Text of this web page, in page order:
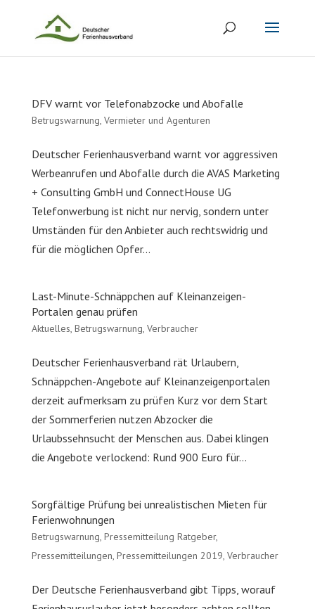
DFV warnt vor Telefonabzocke und Abofalle
Betrugswarnung, Vermieter und Agenturen
Deutscher Ferienhausverband warnt vor aggressiven
Werbeanrufen und Abofalle durch die AVAS Marketing
+ Consulting GmbH und ConnectHouse UG
Telefonwerbung ist nicht nur nervig, sondern unter
Umständen für den Anbieter auch rechtswidrig und
für die möglichen Opfer...
Last-Minute-Schnäppchen auf Kleinanzeigen-
Portalen genau prüfen
Aktuelles, Betrugswarnung, Verbraucher
Deutscher Ferienhausverband rät Urlaubern,
Schnäppchen-Angebote auf Kleinanzeigenportalen
derzeit aufmerksam zu prüfen Kurz vor dem Start
der Sommerferien nutzen Abzocker die
Urlaubssehnsucht der Menschen aus. Dabei klingen
die Angebote verlockend: Rund 900 Euro für...
Sorgfältige Prüfung bei unrealistischen Mieten für
Ferienwohnungen
Betrugswarnung, Pressemitteilung Ratgeber,
Pressemitteilungen, Pressemitteilungen 2019, Verbraucher
Der Deutsche Ferienhausverband gibt Tipps, worauf